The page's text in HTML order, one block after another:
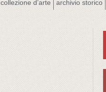
collezione d’arte archivio storico